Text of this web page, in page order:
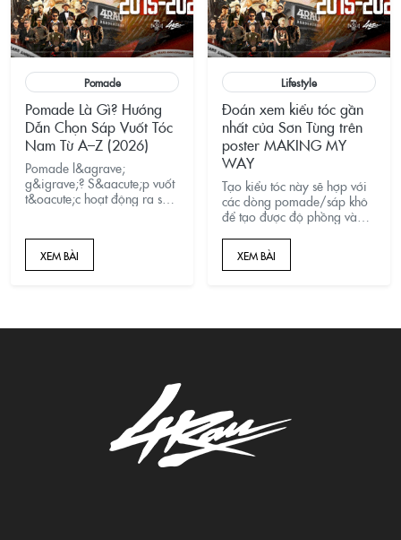
Pomade
Pomade Là Gì? Hướng
Dẫn Chọn Sáp Vuốt Tóc
Nam Từ A–Z (2026)
Pomade l&agrave;
g&igrave;? S&aacute;p vuốt
t&oacute;c hoạt động ra sao
ph&ugrave; hợp với
t&oacute;c m&igrave;nh?
B&agrave;i viết giải
level đến c&aacute;ch chọn
đ&uacute;ng sản phẩm cho
từng kiểu t&oacute;c Việt
XEM BÀI
Lifestyle
Đoán xem kiểu tóc gần
nhất của Sơn Tùng trên
poster MAKING MY
WAY
Tạo kiểu tóc này sẽ hợp với
các dòng pomade/sáp khô
để tạo được độ phồng và
XEM BÀI